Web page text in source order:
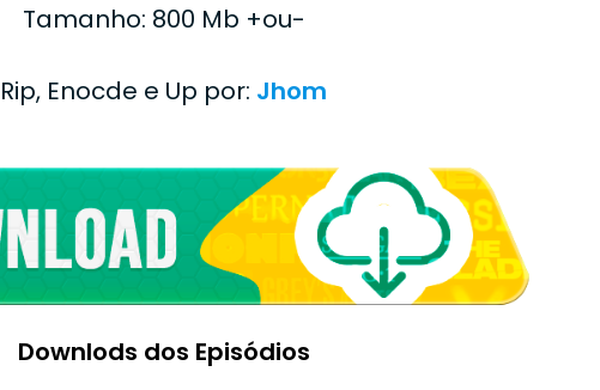
Tamanho: 800 Mb +ou-
Rip, Enocde e Up por: Jhom
Downlods dos Episódios